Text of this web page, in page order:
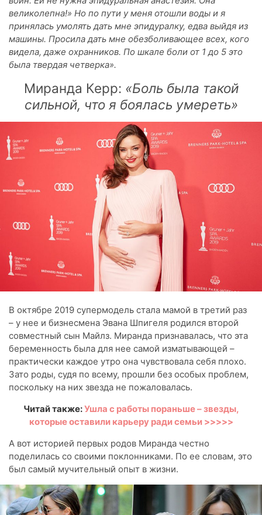
великолепна!» Но по пути у меня отошли воды и я
принялась умолять дать мне эпидуралку, едва выйдя из
машины. Просила дать мне обезболивающее всех, кого
видела, даже охранников. По шкале боли от 1 до 5 это
была твердая четверка».
Миранда Керр: «Боль была такой
сильной, что я боялась умереть»
В октябре 2019 супермодель стала мамой в третий раз
– у нее и бизнесмена Эвана Шпигеля родился второй
совместный сын Майлз. Миранда признавалась, что эта
беременность была для нее самой изматывающей –
практически каждое утро она чувствовала себя плохо.
Зато роды, судя по всему, прошли без особых проблем,
поскольку на них звезда не пожаловалась.
Читай также:Ушла с работы пораньше – звезды,
которые оставили карьеру ради семьи >>>>>
А вот историей первых родов Миранда честно
поделилась со своими поклонниками. По ее словам, это
был самый мучительный опыт в жизни.